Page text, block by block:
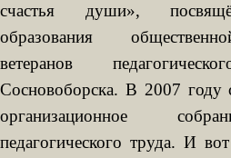
счастья души»,
образования
ветеранов
Сосновоборска. В 2007 году
организационное
педагогического труда. И